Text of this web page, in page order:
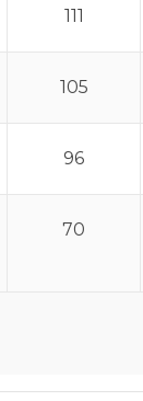
111
105
96
70